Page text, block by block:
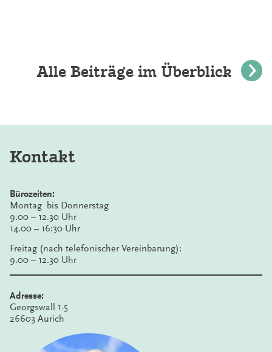
Alle Beiträge im Überblick
Kontakt
Bürozeiten:
Montag bis Donnerstag
9.00 – 12.30 Uhr
14.00 – 16:30 Uhr
Freitag (nach telefonischer Vereinbarung):
9.00 – 12.30 Uhr
Adresse:
Georgswall 1-5
26603 Aurich